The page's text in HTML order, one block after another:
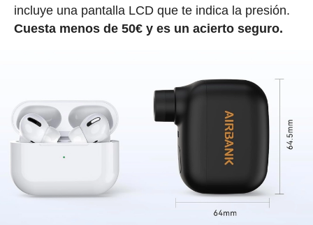
incluye una pantalla LCD que te indica la presión.
Cuesta menos de 50€ y es un acierto seguro.